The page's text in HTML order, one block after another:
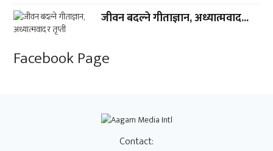
जीवन बदल्ने गीताज्ञान, अध्यात्मवाद...
Facebook Page
Contact: